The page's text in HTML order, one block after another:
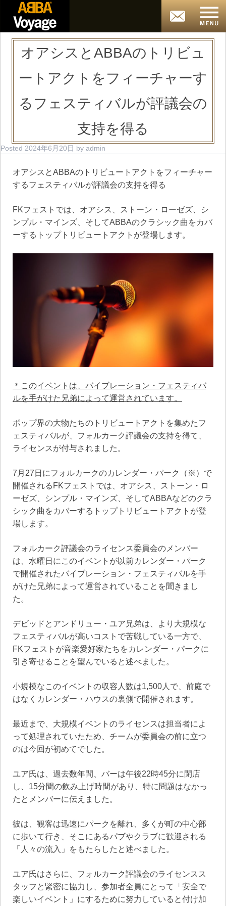
オアシスとABBAのトリビュ
ートアクトをフィーチャーす
るフェスティバルが評議会の
支持を得る
Posted 2024年6月20日 by admin
オアシスとABBAのトリビュートアクトをフィーチャー
するフェスティバルが評議会の支持を得る
FKフェストでは、オアシス、ストーン・ローゼズ、シ
ンプル・マインズ、そしてABBAのクラシック曲をカバ
ーするトップトリビュートアクトが登場します。
＊このイベントは、バイブレーション・フェスティバ
ルを手がけた兄弟によって運営されています。
ポップ界の大物たちのトリビュートアクトを集めたフ
ェスティバルが、フォルカーク評議会の支持を得て、
ライセンスが付与されました。
7月27日にフォルカークのカレンダー・パーク（※）で
開催されるFKフェストでは、オアシス、ストーン・ロ
ーゼズ、シンプル・マインズ、そしてABBAなどのクラ
シック曲をカバーするトップトリビュートアクトが登
場します。
フォルカーク評議会のライセンス委員会のメンバー
は、水曜日にこのイベントが以前カレンダー・パーク
で開催されたバイブレーション・フェスティバルを手
がけた兄弟によって運営されていることを聞きまし
た。
デビッドとアンドリュー・ユア兄弟は、より大規模な
フェスティバルが高いコストで苦戦している一方で、
FKフェストが音楽愛好家たちをカレンダー・パークに
引き寄せることを望んでいると述べました。
小規模なこのイベントの収容人数は1,500人で、前庭で
はなくカレンダー・ハウスの裏側で開催されます。
最近まで、大規模イベントのライセンスは担当者によ
って処理されていたため、チームが委員会の前に立つ
のは今回が初めてでした。
ユア氏は、過去数年間、バーは午後22時45分に閉店
し、15分間の飲み上げ時間があり、特に問題はなかっ
たとメンバーに伝えました。
彼は、観客は迅速にパークを離れ、多くが町の中心部
に歩いて行き、そこにあるパブやクラブに歓迎される
「人々の流入」をもたらしたと述べました。
ユア氏はさらに、フォルカーク評議会のライセンスス
タッフと緊密に協力し、参加者全員にとって「安全で
楽しいイベント」にするために努力していると付け加